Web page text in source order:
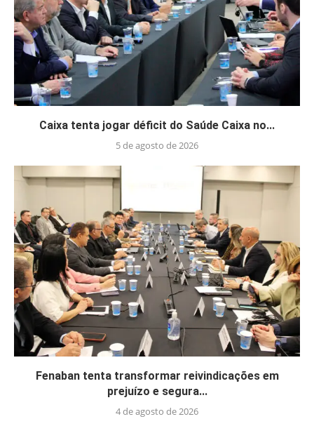
Caixa tenta jogar déficit do Saúde Caixa no...
5 de agosto de 2026
Fenaban tenta transformar reivindicações em
prejuízo e segura...
4 de agosto de 2026